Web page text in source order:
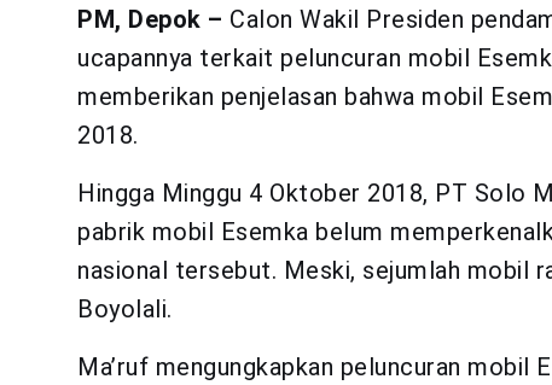
PM, Depok – Calon Wakil Presiden
ucapannya terkait peluncuran mobil
memberikan penjelasan bahwa mobil
2018.
Hingga Minggu 4 Oktober 2018, PT Solo
pabrik mobil Esemka belum
nasional tersebut. Meski, sejumlah mobil
Boyolali.
Ma’ruf mengungkapkan peluncuran mobil